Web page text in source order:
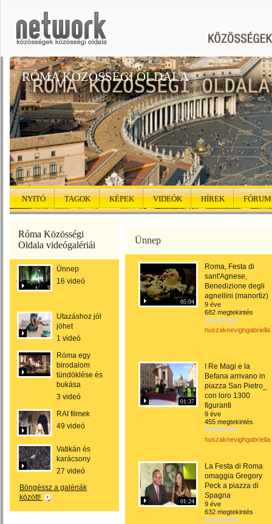
RÓMA KÖZÖSSÉGI OLDALA
NYITÓ TAGOK KÉPEK VIDEÓK HÍREK FÓRUM
Róma Közösségi
Oldala videógalériái
Ünnep
16 videó
Utazáshoz jól
jöhet
1 videó
Róma egy
birodalom
tündöklése és
bukása
3 videó
RAI filmek
49 videó
Vatikán és
karácsony
27 videó
Böngéssz a galériák
között!
Ünnep
05:04
Roma, Festa di
sant'Agnese,
Benedizione degli
agnellini (manortiz)
9 éve
682 megtekintés
huszaknevighgabriella
01:37
I Re Magi e la
Befana arrivano in
piazza San Pietro_
con loro 1300
figuranti
9 éve
455 megtekintés
huszaknevighgabriella
01:24
La Festa di Roma
omaggia Gregory
Peck a piazza di
Spagna
9 éve
632 megtekintés